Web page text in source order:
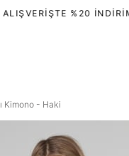
%20 İNDIRIM
Kimono - Haki